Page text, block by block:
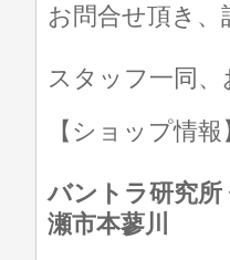
お問合せ頂き
スタッフ一同
【ショップ情
バントラ研究
瀬市本蓼川